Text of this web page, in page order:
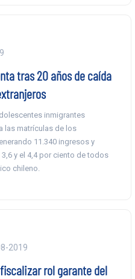
tras 20 años de caída
inmigrantes
las matrículas de los
11.340 ingresos y
y el 4,4 por ciento de todos
chileno.
2019
rol garante del